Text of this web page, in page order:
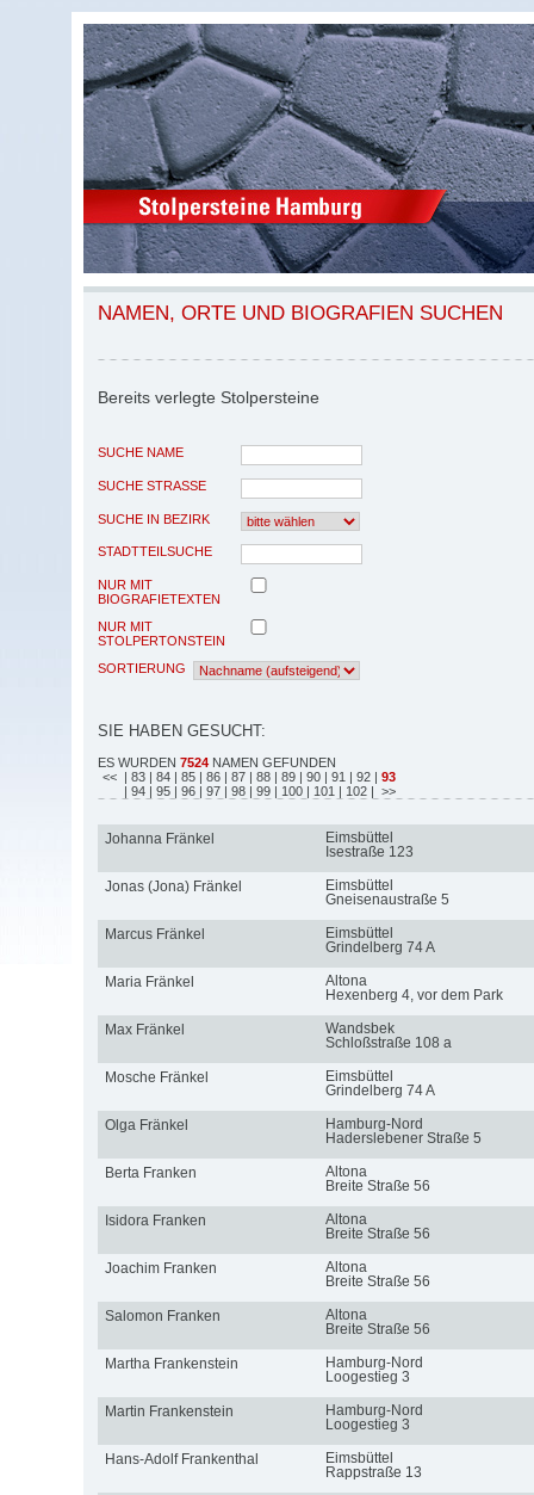
NAMEN, ORTE UND BIOGRAFIEN SUCHEN
Bereits verlegte Stolpersteine
SUCHE NAME
SUCHE STRASSE
SUCHE IN BEZIRK
STADTTEILSUCHE
NUR MIT
BIOGRAFIETEXTEN
NUR MIT
STOLPERTONSTEIN
SORTIERUNG
SIE HABEN GESUCHT:
ES WURDEN 7524 NAMEN GEFUNDEN
<< | 83 | 84 | 85 | 86 | 87 | 88 | 89 | 90 | 91 | 92 | 93
| 94 | 95 | 96 | 97 | 98 | 99 | 100 | 101 | 102 | >>
Johanna Fränkel
Eimsbüttel
Isestraße 123
Jonas (Jona) Fränkel
Eimsbüttel
Gneisenaustraße 5
Marcus Fränkel
Eimsbüttel
Grindelberg 74 A
Maria Fränkel
Altona
Hexenberg 4, vor dem Park
Max Fränkel
Wandsbek
Schloßstraße 108 a
Mosche Fränkel
Eimsbüttel
Grindelberg 74 A
Olga Fränkel
Hamburg-Nord
Haderslebener Straße 5
Berta Franken
Altona
Breite Straße 56
Isidora Franken
Altona
Breite Straße 56
Joachim Franken
Altona
Breite Straße 56
Salomon Franken
Altona
Breite Straße 56
Martha Frankenstein
Hamburg-Nord
Loogestieg 3
Martin Frankenstein
Hamburg-Nord
Loogestieg 3
Hans-Adolf Frankenthal
Eimsbüttel
Rappstraße 13